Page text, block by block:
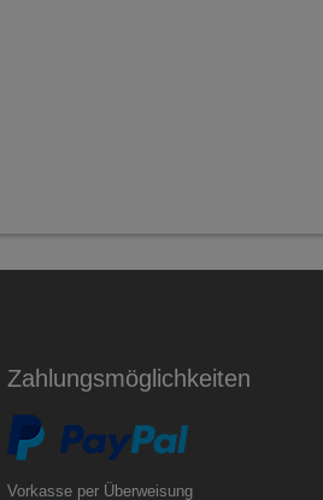
Zahlungsmöglichkeiten
Vorkasse per Überweisung